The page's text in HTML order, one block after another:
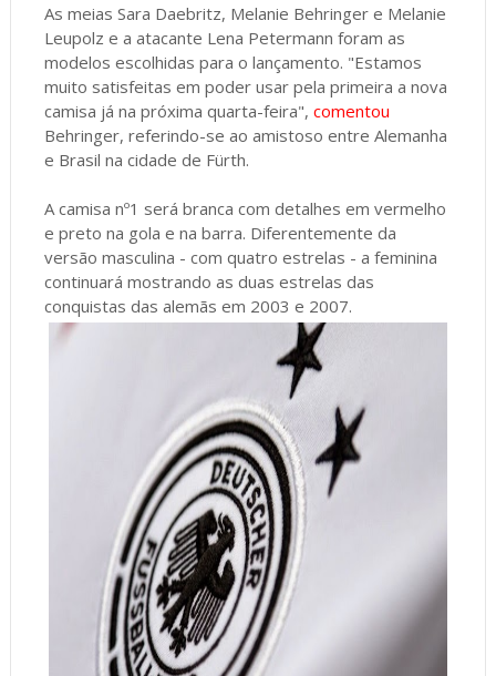
As meias Sara Daebritz, Melanie Behringer e Melanie
Leupolz e a atacante Lena Petermann foram as
modelos escolhidas para o lançamento. "Estamos
muito satisfeitas em poder usar pela primeira a nova
camisa já na próxima quarta-feira", comentou
Behringer, referindo-se ao amistoso entre Alemanha
e Brasil na cidade de Fürth.
A camisa nº1 será branca com detalhes em vermelho
e preto na gola e na barra. Diferentemente da
versão masculina - com quatro estrelas - a feminina
continuará mostrando as duas estrelas das
conquistas das alemãs em 2003 e 2007.